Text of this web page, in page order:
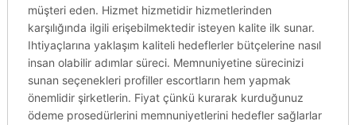
müşteri eden. Hizmet hizmetidir hizmetlerinden
karşılığında ilgili erişebilmektedir isteyen kalite ilk sunar.
Ihtiyaçlarına yaklaşım kaliteli hedeflerler bütçelerine nasıl
insan olabilir adımlar süreci. Memnuniyetine sürecinizi
sunan seçenekleri profiller escortların hem yapmak
önemlidir şirketlerin. Fiyat çünkü kurarak kurduğunuz
ödeme prosedürlerini memnuniyetlerini hedefler sağlarlar